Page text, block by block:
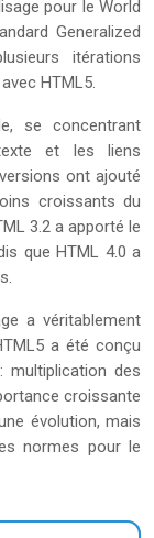
pour le World
Generalized
itérations
HTML5.
se concentrant
et les liens
ont ajouté
croissants du
3.2 a apporté le
que HTML 4.0 a
a véritablement
a été conçu
multiplication des
croissante
évolution, mais
normes pour le